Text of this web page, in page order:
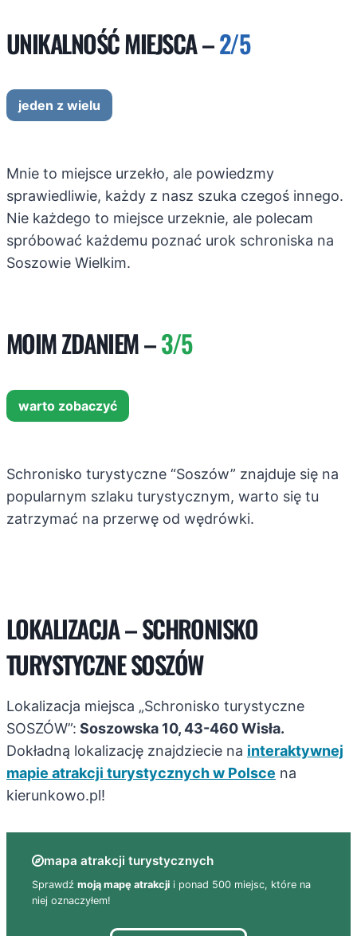
UNIKALNOŚĆ MIEJSCA –2/5
jeden z wielu
Mnie to miejsce urzekło, ale powiedzmy
sprawiedliwie, każdy z nasz szuka czegoś innego.
Nie każdego to miejsce urzeknie, ale polecam
spróbować każdemu poznać urok schroniska na
Soszowie Wielkim.
MOIM ZDANIEM –3/5
warto zobaczyć
Schronisko turystyczne “Soszów” znajduje się na
popularnym szlaku turystycznym, warto się tu
zatrzymać na przerwę od wędrówki.
LOKALIZACJA – SCHRONISKO
TURYSTYCZNE SOSZÓW
Lokalizacja miejsca „Schronisko turystyczne
SOSZÓW”: Soszowska 10, 43-460 Wisła.
Dokładną lokalizację znajdziecie na interaktywnej
mapie atrakcji turystycznych w Polsce na
kierunkowo.pl!
mapa atrakcji turystycznych
Sprawdź moją mapę atrakcji i ponad 500 miejsc, które na
niej oznaczyłem!